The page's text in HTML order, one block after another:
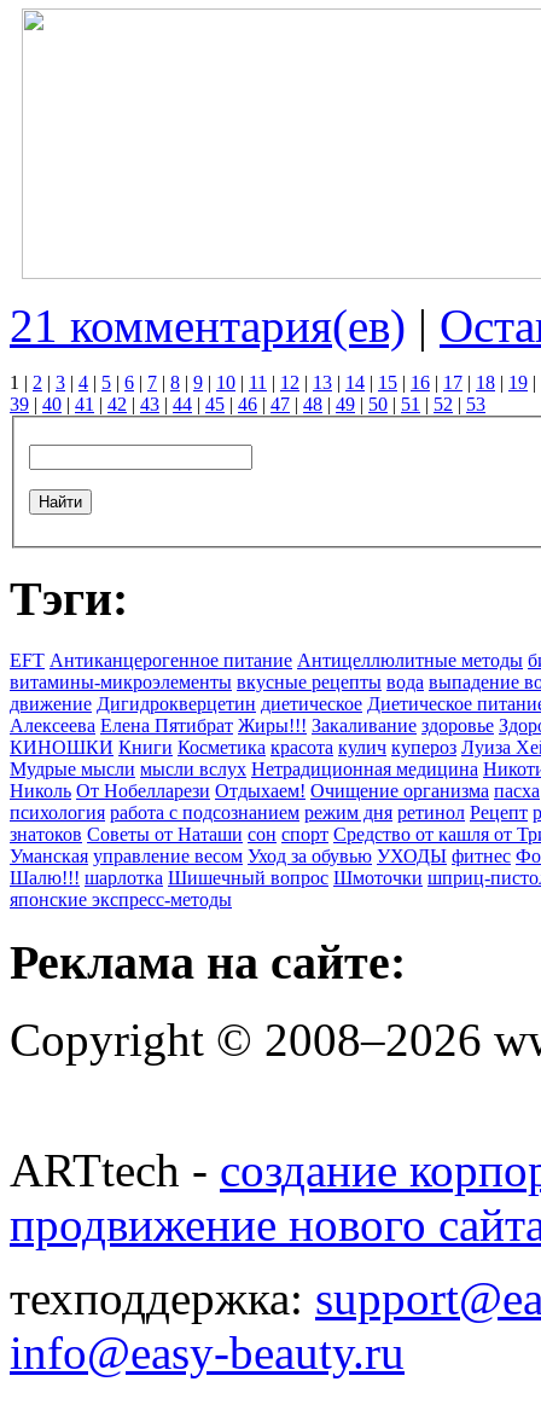
21 комментария(ев) |
1 | 2 | 3 | 4 | 5 | 6 | 7 | 8 | 9 | 10 | 11 | 12 | 13 | 14 | 15 | 16 | 17 | 18 | 19 |
39 | 40 | 41 | 42 | 43 | 44 | 45 | 46 | 47 | 48 | 49 | 50 | 51 | 52 | 53
Тэги:
EFT Антиканцерогенное питание Антицеллюлитные методы
витамины-микроэлементы вкусные рецепты вода выпадение
движение Дигидрокверцетин диетическое Диетическое
Алексеева Елена Пятибрат Жиры!!! Закаливание здоровье
КИНОШКИ Книги Косметика красота кулич купероз Луиза
Мудрые мысли мысли вслух Нетрадиционная медицина
Николь От Нобелларези Отдыхаем! Очищение организма пасха
психология работа с подсознанием режим дня ретинол Рецепт
знатоков Советы от Наташи сон спорт Средство от кашля от
Уманская управление весом Уход за обувью УХОДЫ фитнес
Шалю!!! шарлотка Шишечный вопрос Шмоточки шприц-
японские экспресс-методы
Реклама на сайте:
Copyright © 2008–2026
ARTtech - создание
продвижение нового
техподдержка:
info@easy-beauty.ru